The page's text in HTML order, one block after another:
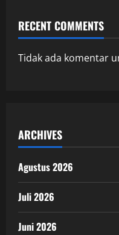
RECENT COMMENTS
Tidak ada komentar
ARCHIVES
Agustus 2026
Juli 2026
Juni 2026